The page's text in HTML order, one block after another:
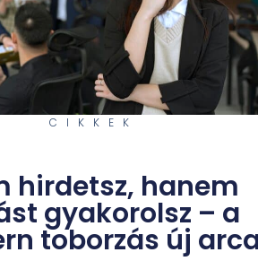
CIKKEK
hirdetsz, hanem
gyakorolsz – a
toborzás új